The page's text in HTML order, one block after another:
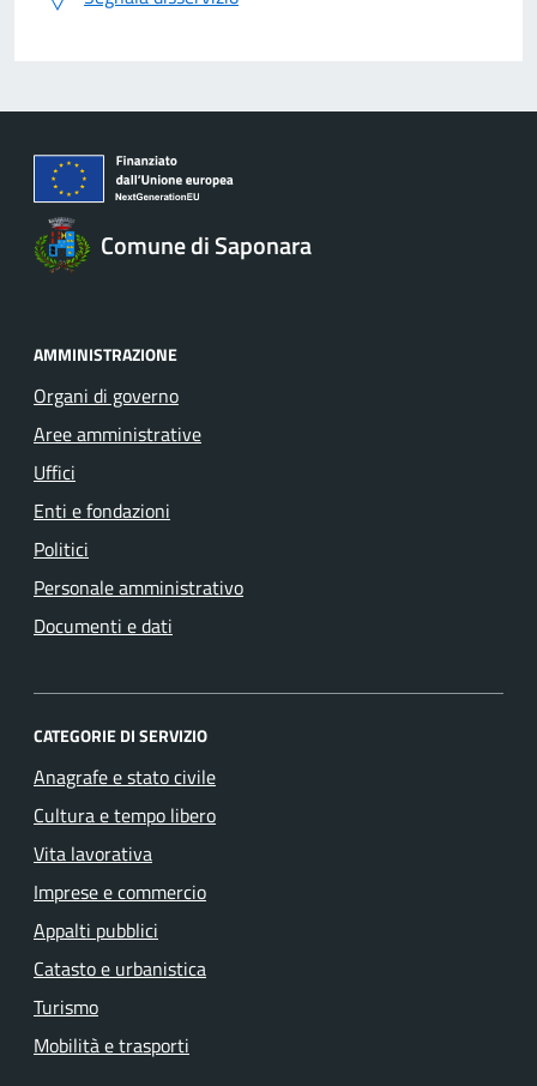
Comune di Saponara
AMMINISTRAZIONE
Organi di governo
Aree amministrative
Uffici
Enti e fondazioni
Politici
Personale amministrativo
Documenti e dati
CATEGORIE DI SERVIZIO
Anagrafe e stato civile
Cultura e tempo libero
Vita lavorativa
Imprese e commercio
Appalti pubblici
Catasto e urbanistica
Turismo
Mobilità e trasporti